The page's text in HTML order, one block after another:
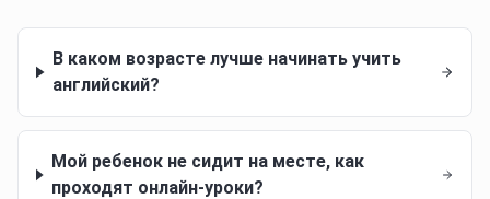
В каком возрасте лучше начинать учить
английский?
Мой ребенок не сидит на месте, как
проходят онлайн-уроки?